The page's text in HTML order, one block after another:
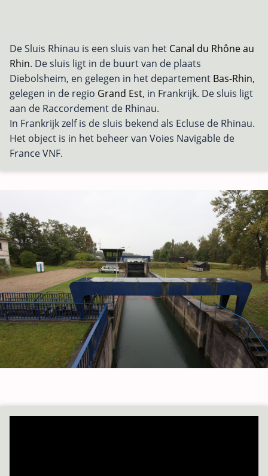
De Sluis Rhinau is een sluis van het Canal du Rhône au
Rhin. De sluis ligt in de buurt van de plaats
Diebolsheim, en gelegen in het departement Bas-Rhin,
gelegen in de regio Grand Est, in Frankrijk. De sluis ligt
aan de Raccordement de Rhinau.
In Frankrijk zelf is de sluis bekend als Ecluse de Rhinau.
Het object is in het beheer van Voies Navigable de
France VNF.